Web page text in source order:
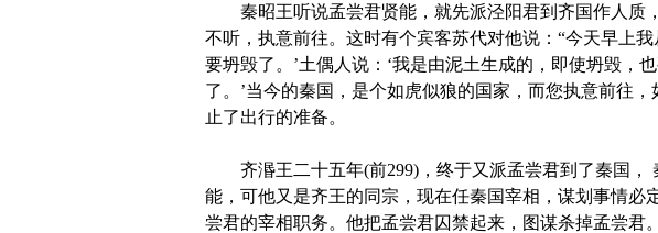
秦昭王听说孟尝君贤能，就先派泾阳君到齐国作人质
不听，执意前往。这时有个宾客苏代对他说：“今天早上
要坍毁了。’土偶人说：‘我是由泥土生成的，即使坍毁，
了。’当今的秦国，是个如虎似狼的国家，而您执意前往
止了出行的准备。
齐湣王二十五年(前299)，终于又派孟尝君到了秦国，
能，可他又是齐王的同宗，现在任秦国宰相，谋划事情
尝君的宰相职务。他把孟尝君囚禁起来，图谋杀掉孟尝